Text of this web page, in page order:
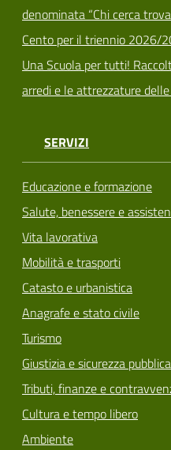
denominata “Chi cerca
Cento per il triennio 2026/
Una Scuola per tutti!
arredi e le attrezzature
SERVIZI
Educazione e formazione
Salute, benessere e
Vita lavorativa
Mobilità e trasporti
Catasto e urbanistica
Anagrafe e stato civile
Turismo
Giustizia e sicurezza pubblica
Tributi, finanze e
Cultura e tempo libero
Ambiente